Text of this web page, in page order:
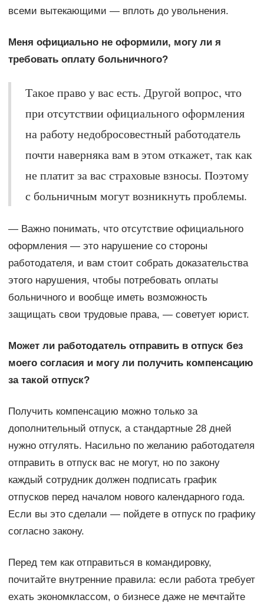
всеми вытекающими — вплоть до увольнения.
Меня официально не оформили, могу ли я
требовать оплату больничного?
Такое право у вас есть. Другой вопрос, что
при отсутствии официального оформления
на работу недобросовестный работодатель
почти наверняка вам в этом откажет, так как
не платит за вас страховые взносы. Поэтому
с больничным могут возникнуть проблемы.
— Важно понимать, что отсутствие официального
оформления — это нарушение со стороны
работодателя, и вам стоит собрать доказательства
этого нарушения, чтобы потребовать оплаты
больничного и вообще иметь возможность
защищать свои трудовые права, — советует юрист.
Может ли работодатель отправить в отпуск без
моего согласия и могу ли получить компенсацию
за такой отпуск?
Получить компенсацию можно только за
дополнительный отпуск, а стандартные 28 дней
нужно отгулять. Насильно по желанию работодателя
отправить в отпуск вас не могут, но по закону
каждый сотрудник должен подписать график
отпусков перед началом нового календарного года.
Если вы это сделали — пойдете в отпуск по графику
согласно закону.
Перед тем как отправиться в командировку,
почитайте внутренние правила: если работа требует
ехать экономклассом, о бизнесе даже не мечтайте